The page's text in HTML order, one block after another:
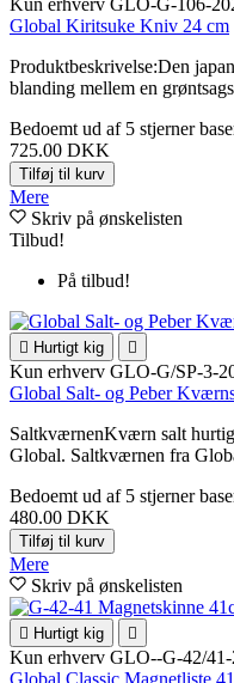
Global Kiritsuke Kniv 24 cm
Produktbeskrivelse:Den
blanding mellem en
Bedoemt ud af 5 stjerner
725.00 DKK
Tilføj til kurv
Mere
Skriv på ønskelisten
Tilbud!
På tilbud!
 Hurtigt kig 
Kun erhverv GLO-G/SP-3-
Global Salt- og Peber
SaltkværnenKværn salt
Global. Saltkværnen fra
Bedoemt ud af 5 stjerner
480.00 DKK
Tilføj til kurv
Mere
Skriv på ønskelisten
 Hurtigt kig 
Kun erhverv GLO--G-42/41-
Global Classic Magnetliste